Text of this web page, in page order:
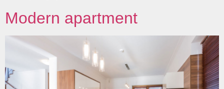
Modern apartment